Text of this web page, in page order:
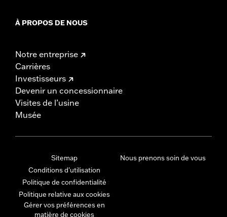
À PROPOS DE NOUS
Notre entreprise
Carrières
Investisseurs
Devenir un concessionnaire
Visites de l’usine
Musée
Sitemap
Conditions d'utilisation
Politique de confidentialité
Politique relative aux cookies
Gérer vos préférences en
matière de cookies
Nous prenons soin de vous